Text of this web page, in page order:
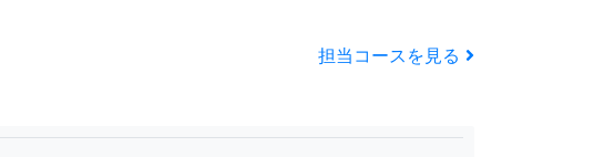
担当コースを見る